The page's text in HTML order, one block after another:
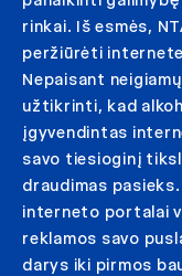
rinkai. Iš esmės,
peržiūrėti
Nepaisant
užtikrinti, kad
įgyvendintas
savo tiesioginį
draudimas
interneto portalai
reklamos savo
darys iki pirmos